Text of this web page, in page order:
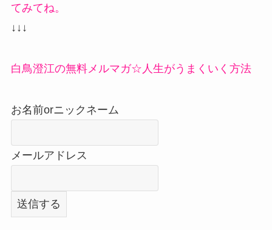
てみてね。
↓↓↓
白鳥澄江の無料メルマガ☆人生がうまくいく方法
お名前orニックネーム
メールアドレス